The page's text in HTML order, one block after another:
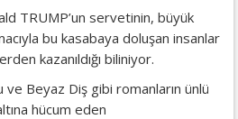
TRUMP’un servetinin, büyük
bu kasabaya doluşan insanlar
kazanıldığı biliniyor.
Beyaz Diş gibi romanların ünlü
hücum eden